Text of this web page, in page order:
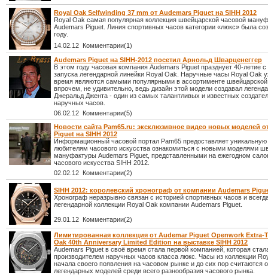
Royal Oak Selfwinding 37 mm от Audemars Piguet на SIHH 2012
Royal Oak самая популярная коллекция швейцарской часовой
Audemars Piguet. Линия спортивных часов категории «люкс» была
году.
14.02.12 Комментарии(1)
Audemars Piguet на SIHH-2012 посетил Арнольд Шварценеггер
В этом году часовая компания Audemars Piguet празднует 40-летие
запуска легендарной линейки Royal Oak. Наручные часы Royal Oak
время являются самыми популярными в ассортименте
впрочем, не удивительно, ведь дизайн этой модели создавал
Джеральд Джента - один из самых талантливых и известных
наручных часов.
06.02.12 Комментарии(5)
Новости сайта Pam65.ru: эксклюзивное видео новых моделей
Piguet на SIHH 2012
Информационный часовой портал Pam65 предоставляет
любителям часового искусства ознакомиться с новыми моделями
мануфактуры Audemars Piguet, представленными на ежегодном
часового искусства SIHH 2012.
02.02.12 Комментарии(2)
SIHH 2012: королевский хронограф от компании Audemars
Хронограф неразрывно связан с историей спортивных часов и
легендарной коллекции Royal Oak компании Audemars Piguet.
29.01.12 Комментарии(2)
Лимитированная коллекция от Audemar Piguet Openwork Extra-
Oak 40th Anniversary Limited Edition на выставке SIHH 2012
Audemars Piguet в своё время стала первой компанией, которая
производителем наручных часов класса люкс. Часы из коллекции
начала своего появления на часовом рынке и до сих пор считаются
легендарных моделей среди всего разнообразия часового рынка.